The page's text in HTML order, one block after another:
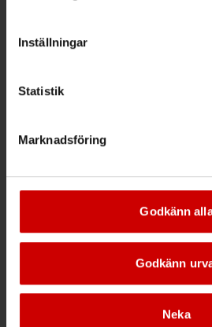
att godkänna samtycker du till
Inställningar
Statistik
Marknadsföring
Godkänn
Godkänn
Neka
Mer
Bli kund hos
Handla med
Håll dig uppdaterad med
*Gäller vid köp för 2000